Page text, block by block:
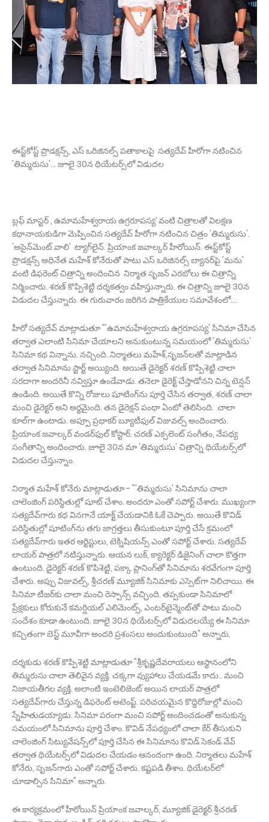
ఈస్ట్‌కోస్ట్‌ ప్రొడక్షన్స్‌, ఎస్‌ ఒరిజినల్స్‌ పతాకాలపై సత్యదేవ్ హీరోగా నటించిన
'తిమ్మరుసు'... జూలై 30న థియేటర్స్‌లో విడుదల
బ్లఫ్‌ మాస్టర్‌ , ఉమామ‌హేశ్వరాయ ఉగ్రరూప‌స్య’ వంటి చిత్రాలతో విల‌క్షణ
క‌థానాయ‌కుడిగా మెప్పించిన‌ సత్యదేవ్‌ హీరోగా నటించిన చిత్రం 'తిమ్మరుసు'.
'అసైన్‌మెంట్‌ వాలి' ట్యాగ్‌లైన్. ప్రియాంక జ‌వాల్కర్ హీరోయిన్‌. ఈస్ట్‌కోస్ట్‌
ప్రొడక్షన్స్ అధినేత మహేశ్‌ కోనేరు‌తో పాటు ఎస్‌ ఒరిజినల్స్‌ బ్యానర్‌పై 'మను'
వంటి డిఫరెంట్ చిత్రాన్ని అందించిన నిర్మాత సృజన్‌ ఎరబోలు ఈ చిత్రాన్ని
నిర్మించారు. శరణ్‌ కొప్పిశెట్టి దర్శకత్వం వహిస్తున్నారు. ఈ చిత్రాన్ని జూలై 30న
విడుద‌ల చేస్తున్నారు. ఈ గురువారం జరిగిన పాత్రికేయుల సమావేశంలో....
హీరో సత్యదేవ్‌ మాట్లాడుతూ "'ఉమామహేశ్వరాయ ఉగ్రరూపస్య' సినిమా చేసిన
తర్వాత ఎలాంటి సినిమా చేయాలని అనుకుంటున్న సమయంలో 'తిమ్మరుసు'
సినిమా కథ విన్నాను. నచ్చింది..నిర్మాతలు మహేశ్‌,సృజన్‌లతో మాట్లాడిన
తర్వాత సినిమాను స్టార్ట్‌ అయ్యింది. అయితే డైరెక్టర్‌ శరణ్‌ కొప్పిశెట్టి చాలా
సరదాగా అందరినీ నవ్విస్తూ ఉండేవాడు. తనెలా డైరెక్ట్‌ చేస్తాడోనని చిన్న టెన్షన్‌
ఉండింది. అయితే కొన్ని రోజులు షూటింగ్‌ను పూర్తి చేసిన తర్వాత, శరణ్‌ చాలా
మంచి డైరెక్టర్‌ అని అర్థమైంది. తన డైరెక్షన్‌ పంథా ఏంటో తెలిసింది. చాలా
కూల్‌గా ఉంటాడు. అప్పూ ప్రభాకర్‌ బ్యూటీఫుల్‌ విజువల్స్‌ అందించారు.
ప్రియాంక జవాల్కర్‌ వండర్‌ఫుల్‌ కోస్టార్‌. చరణ్‌ ఎక్సలెంట్‌ సంగీతం, నేపథ్య
సంగీతాన్ని అందించారు. జూలై 30న మా 'తిమ్మరుసు' చిత్రాన్ని థియేటర్స్‌లో
విడుదల చేస్తున్నాం.
నిర్మాత మహేశ్‌ కోనేరు మాట్లాడుతూ - "'తిమ్మరుసు' సినిమాను చాలా
చాలెంజింగ్‌ పరిస్థితుల్లో షూట్ చేశాం. అందరూ ఎంతో సపోర్ట్‌ చేశారు. ముఖ్యంగా
సత్యదేవ్‌గారు కథ వినగానే యాక్ట్‌ చేయడానికి ఓకే చెప్పారు. అయితే కొవిడ్‌
పరిస్థితుల్లో షూటింగ్‌ను తగు జాగ్రత్తలు తీసుకుంటూ పూర్తి చేసే క్రమంలో
సత్యదేవ్‌గారు ఇతర ఆర్టిస్టులు, టెక్నిషియన్స్‌ ఎంతో సపోర్ట్‌ చేశారు. సత్యదేవ్‌
లాయర్‌ పాత్రలో నటిస్తున్నారు. ఆయన లుక్‌, క్యారెక్టర్‌ డిజైనింగ్‌ చాలా కొత్తగా
ఉంటుంది. డైరెక్టర్‌ శరణ్‌ కొపిశెట్టి, పక్కా ప్లానింగ్‌తో సినిమాను శరవేగంగా పూర్తి
చేశారు. అప్పు విజువల్స్‌, శ్రీచరణ్‌ మ్యూజిక్‌ సినిమాకు ఎస్సెట్‌గా నిలిచాయి. ఈ
సినిమా టీజర్‌కు చాలా మంచి రెస్పాన్స్ వచ్చింది. తప్పకుండా సినిమాలో
ప్రేక్షకులు కోరుకునే కమర్షియల్ ఎలిమెంట్స్, ఎంటర్‌టైన్మెంట్‌తో పాటు మంచి
సందేశం కూడా ఉంటుంది. జూలై 30న థియేటర్స్‌లో విడుదలయ్యే ఈ సినిమా
కచ్చితంగా బెస్ట్‌ మూవీగా అందరి ప్రశంసలు అందుకుంటుంది" అన్నారు.
దర్శకుడు శరణ్‌ కొప్పిశెట్టి మాట్లాడుతూ "శ్రీకృష్ణదేవరాయలు ఆస్థానంలోని
తిమ్మరుసు చాలా తెలివైన వ్యక్తి. చక్కగా వ్యుహాలు చేయడమే కాదు.. మంచి
నిజాయతీగల వ్యక్తి. అలాంటి ఇంటెలిజెంట్‌ అయిన లాయర్‌ పాత్రలో
సత్యదేవ్‌గారు చేస్తున్న డిఫరెంట్‌ అటెంప్ట్‌. పరిచయమైన కొద్దిరోజుల్లో మంచి
స్నేహితుడయ్యాడు. సినిమా పరంగా మంచి సపోర్ట్‌ అందించడంతో అనుకున్న
సమయంలో సినిమాను పూర్తి చేశాం. కొవిడ్‌ నేపథ్యంలో చాలా కేర్‌ తీసుకుని
చాలెంజింగ్‌ సిట్యువేషన్స్‌లో పూర్తి చేసిన ఈ సినిమాను కొవిడ్‌ సెకండ్‌ వేవ్‌
తర్వాత థియేటర్స్‌లో విడుదల చేయడం ఆనందంగా ఉంది. నిర్మాతలు మహేశ్‌
కోనేరు, సృజన్‌గారు ఎంతో సపోర్ట్‌ చేశారు. కష్టపడి తీశాం. థియేటర్‌లో
చూడాల్సిన సినిమా" అన్నారు.
ఈ కార్యక్రమంలో హీరోయిన్‌ ప్రియాంక జవాల్కర్‌, మ్యూజిక్‌ డైరెక్టర్‌ శ్రీచరణ్‌